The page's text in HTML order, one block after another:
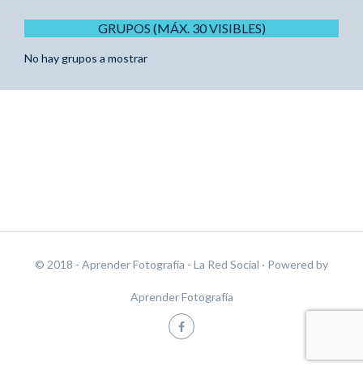
GRUPOS (MÁX. 30 VISIBLES)
No hay grupos a mostrar
© 2018 - Aprender Fotografía - La Red Social · Powered by
Aprender Fotografía